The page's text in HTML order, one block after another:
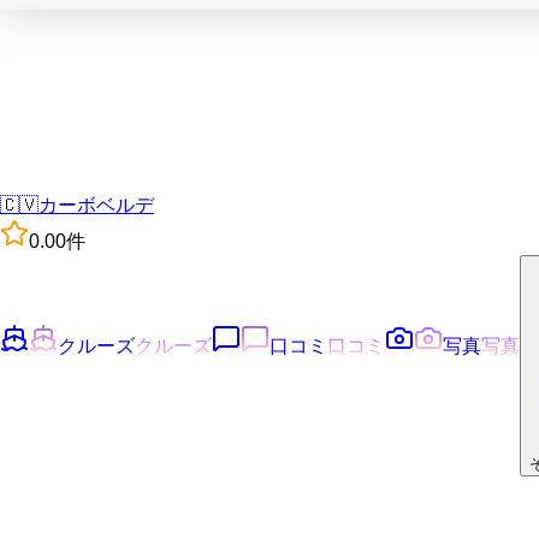
🇨🇻カーボベルデ
0.00件
クルーズクルーズ 口コミ 口コミ 写真写真